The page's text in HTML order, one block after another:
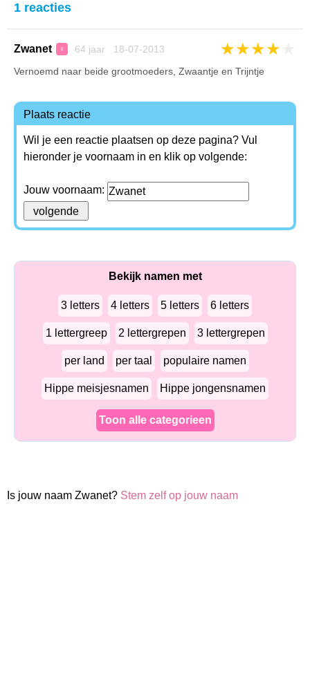
1 reacties
Zwanet ♀ 64 jaar 18-07-2013 ★★★★
Vernoemd naar beide grootmoeders, Zwaantje en Trijntje
Plaats reactie
Wil je een reactie plaatsen op deze pagina? Vul
hieronder je voornaam in en klik op volgende:
Jouw voornaam:
Bekijk namen met
3 letters 4 letters 5 letters 6 letters
1 lettergreep 2 lettergrepen 3 lettergrepen
per land per taal populaire namen
Hippe meisjesnamen Hippe jongensnamen
Toon alle categorieen
Is jouw naam Zwanet? Stem zelf op jouw naam